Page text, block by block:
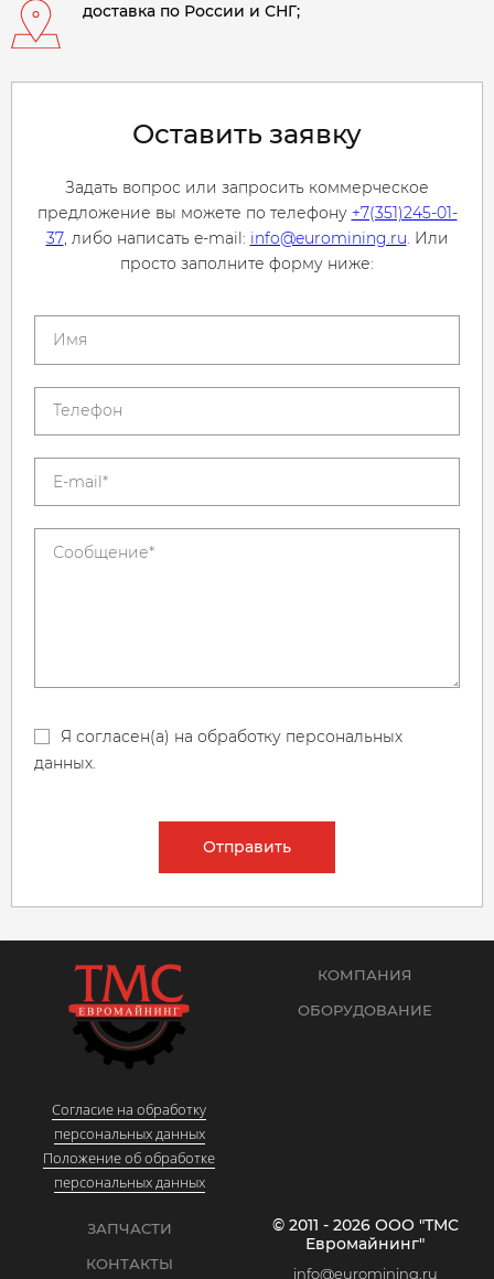
доставка по России и СНГ;
Оставить заявку
Задать вопрос или запросить коммерческое
предложение вы можете по телефону +7(351)245-01-
37, либо написать e-mail: info@euromining.ru. Или
просто заполните форму ниже:
Я согласен(а) на обработку персональных
данных.
Отправить
Согласие на обработку
персональных данных
Положение об обработке
персональных данных
КОМПАНИЯ
ОБОРУДОВАНИЕ
ЗАПЧАСТИ
КОНТАКТЫ
© 2011 - 2026 ООО "ТМС
Евромайнинг"
info@euromining.ru